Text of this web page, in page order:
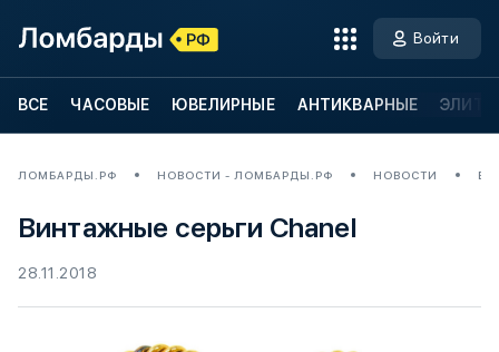
Войти
ВСЕ ЧАСОВЫЕ ЮВЕЛИРНЫЕ АНТИКВАРНЫЕ
ЛОМБАРДЫ.РФ НОВОСТИ - ЛОМБАРДЫ.РФ НОВОСТИ
Винтажные серьги Chanel
28.11.2018